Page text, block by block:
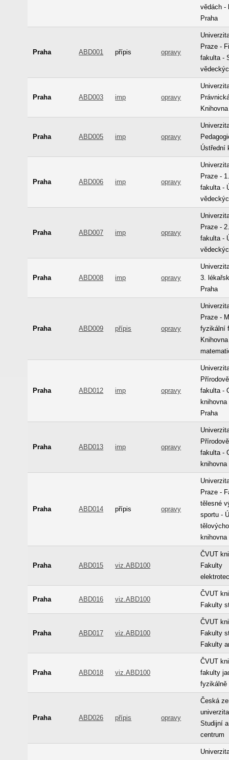
vědách -
Praha
Praha ABD001 přípis opravy
Praze -
fakulta -
Praha ABD003 imp opravy
Praha ABD005 imp opravy
Ústřední
Praha ABD006 imp opravy
Praze -
fakulta -
Praha ABD007 imp opravy
Praze -
fakulta -
Praha ABD008 imp opravy
3.
Praha
Praha ABD009 přípis opravy
Praze -
fyzikální
Praha ABD012 imp opravy
fakulta -
Praha
Praha ABD013 imp opravy
fakulta -
knihovna
Praha ABD014 přípis opravy
Praze -
tělesné
sportu -
knihovna
Praha ABD015 viz.ABD100
ČVUT
Fakulty
Praha ABD016 viz.ABD100
ČVUT
Fakulty
Praha ABD017 viz.ABD100
ČVUT
Fakulty
Fakulty
Praha ABD018 viz.ABD100
ČVUT
fakulty
fyzikálně
Praha ABD026 přípis opravy
Česká
Studijní
centrum